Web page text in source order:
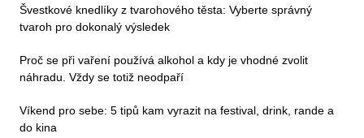
Švestkové knedlíky z tvarohového těsta: Vyberte správný
tvaroh pro dokonalý výsledek
Proč se při vaření používá alkohol a kdy je vhodné zvolit
náhradu. Vždy se totiž neodpaří
Víkend pro sebe: 5 tipů kam vyrazit na festival, drink, rande a
do kina